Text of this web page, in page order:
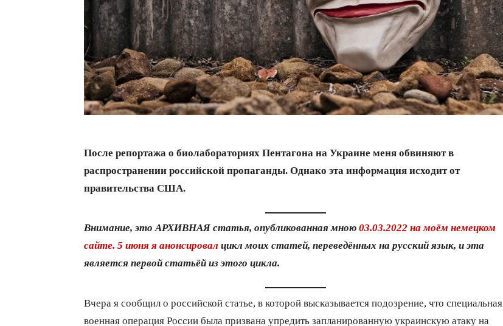
После репортажа о биолабораториях Пентагона на Украине меня обвиняют в
распространении российской пропаганды. Однако эта информация исходит от
правительства США.
Внимание, это АРХИВНАЯ статья, опубликованная мною 03.03.2022 на моём немецком
сайте. 5 июня я анонсировал цикл моих статей, переведённых на русский язык, и эта
является первой статьёй из этого цикла.
Вчера я сообщил о российской статье, в которой высказывается подозрение, что специальная
военная операция России была призвана упредить запланированную украинскую атаку на